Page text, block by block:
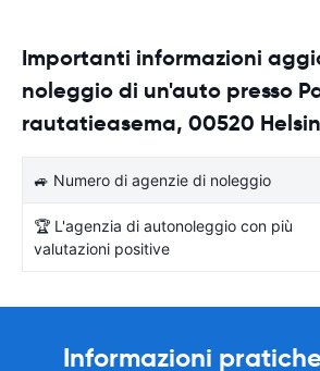
Importanti informazioni
noleggio di un'auto presso
rautatieasema, 00520
🚙 Numero di agenzie di noleggio
🏆 L'agenzia di autonoleggio con più
valutazioni positive
Informazioni